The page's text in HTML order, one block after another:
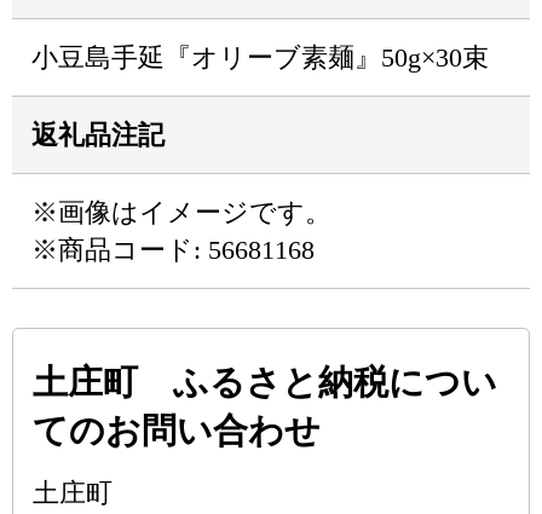
小豆島手延『オリーブ素麺』50g×30束
返礼品注記
※画像はイメージです。
※商品コード: 56681168
土庄町 ふるさと納税につい
てのお問い合わせ
土庄町